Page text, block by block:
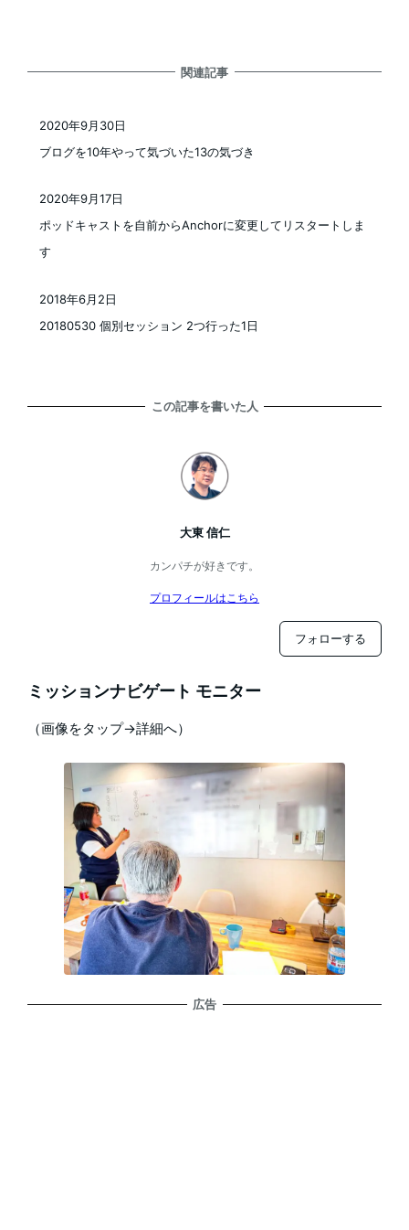
関連記事
ブログを10年やって気づいた13の気づき
2020年9月30日
ポッドキャストを自前からAnchorに変更してリスタートしま
す
2020年9月17日
20180530 個別セッション 2つ行った1日
2018年6月2日
この記事を書いた人
大東 信仁
カンパチが好きです。
プロフィールはこちら
フォローする
ミッションナビゲート モニター
（画像をタップ→詳細へ）
広告